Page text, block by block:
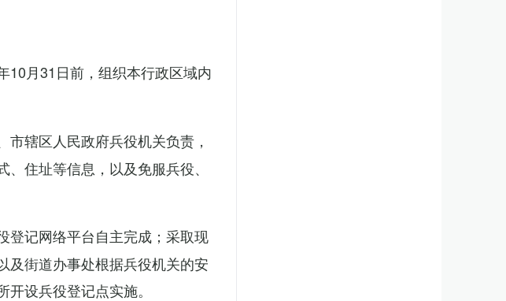
10月31日前，组织本行政区域内
辖区人民政府兵役机关负责，
住址等信息，以及免服兵役、
登记网络平台自主完成；采取现
及街道办事处根据兵役机关的安
设兵役登记点实施。